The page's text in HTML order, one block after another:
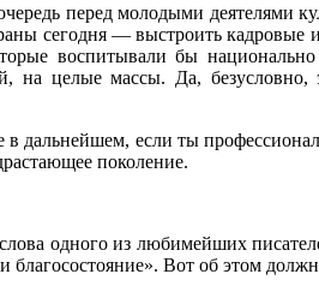
перед молодыми
сегодня — выстроить
воспитывали бы
на целые массы. Да,
дальнейшем, если ты
поколение.
одного из любимейших
благосостояние». Вот об этом